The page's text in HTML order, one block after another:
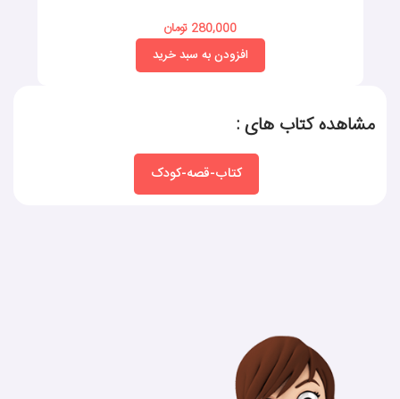
280,000 تومان
افزودن به سبد خرید
مشاهده کتاب های :
کتاب-قصه-کودک